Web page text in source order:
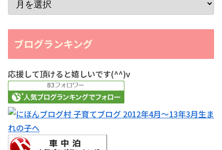
ブログランキング
応援して頂けると嬉しいです(^^)v